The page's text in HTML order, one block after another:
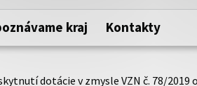
zabezpečenú webovú stránku.
https:// pred názvom domény
kraj Kontakty
dotácie v zmysle VZN č. 78/2019